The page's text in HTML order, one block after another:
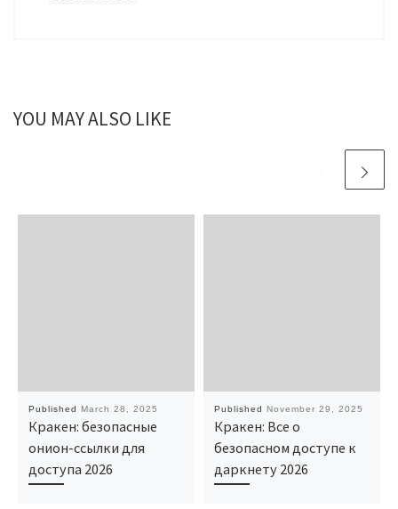
YOU MAY ALSO LIKE
Published March 28, 2025
Кракен: безопасные
онион-ссылки для
доступа 2026
Published November 29, 2025
Кракен: Все о
безопасном доступе к
даркнету 2026